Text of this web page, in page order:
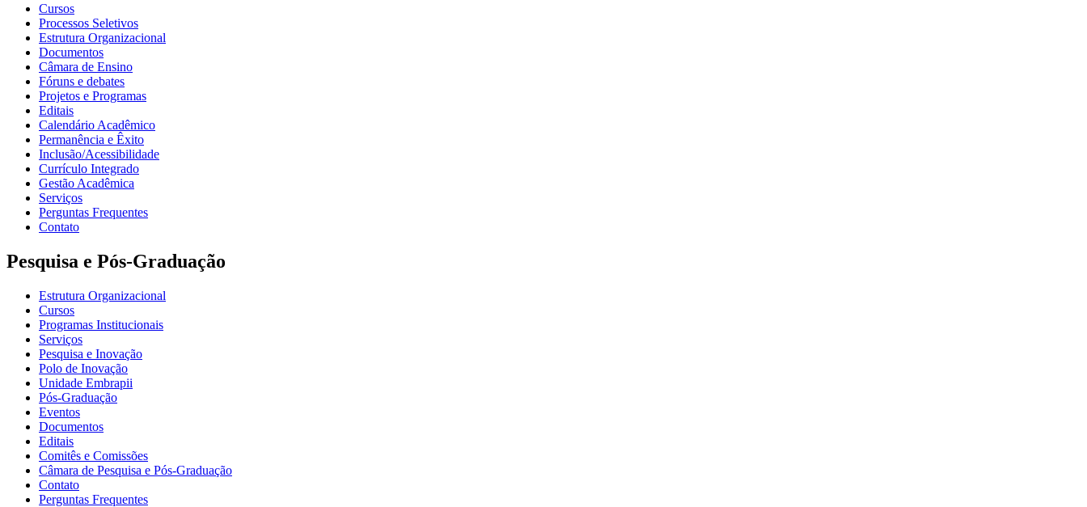
Cursos
Processos Seletivos
Estrutura Organizacional
Documentos
Câmara de Ensino
Fóruns e debates
Projetos e Programas
Editais
Calendário Acadêmico
Permanência e Êxito
Inclusão/Acessibilidade
Currículo Integrado
Gestão Acadêmica
Serviços
Perguntas Frequentes
Contato
Pesquisa e Pós-Graduação
Estrutura Organizacional
Cursos
Programas Institucionais
Serviços
Pesquisa e Inovação
Polo de Inovação
Unidade Embrapii
Pós-Graduação
Eventos
Documentos
Editais
Comitês e Comissões
Câmara de Pesquisa e Pós-Graduação
Contato
Perguntas Frequentes